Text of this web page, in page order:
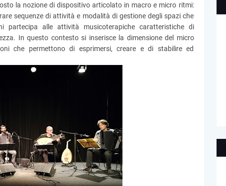
la nozione di dispositivo articolato in macro e micro ritmi:
sequenze di attività e modalità di gestione degli spazi che
alle attività musicoterapiche caratteristiche di
In questo contesto si inserisce la dimensione del micro
che permettono di esprimersi, creare e di stabilire ed